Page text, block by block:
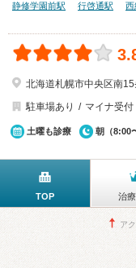
静修学園前駅 行啓通駅 西
北海道札幌市中央区南
駐車場あり
マイナ受
土曜も診療 朝（8:00
TOP 治
ア